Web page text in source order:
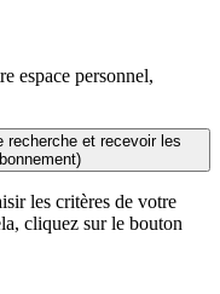
espace personnel,
recherche et recevoir les
les critères de votre
cliquez sur le bouton